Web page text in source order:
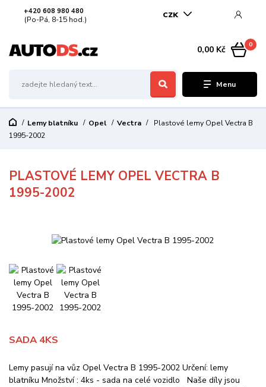
Menu
CZK
+420 608 980 480
(Po-Pá, 8-15 hod.)
0
0,00 Kč
Lemy blatníku Opel Vectra
Plastové lemy Opel Vectra B
1995-2002
PLASTOVÉ LEMY OPEL VECTRA B
1995-2002
SADA 4KS
Lemy pasují na vůz Opel Vectra B 1995-2002 Určení: lemy
blatníku Množství : 4ks - sada na celé vozidlo Naše díly jsou